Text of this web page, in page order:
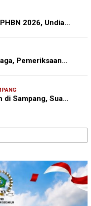
2026, Undia…
Pemeriksaan…
di Sampang, Sua…